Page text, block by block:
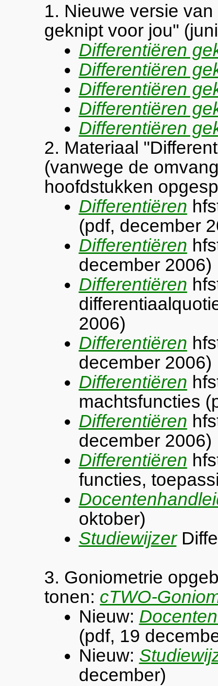
1. Nieuwe versie
geknipt voor jou"
Differentiëren
Differentiëren
Differentiëren
Differentiëren
Differentiëren
2. Materiaal
(vanwege de
hoofdstukken
Differentiëren
(pdf, december
Differentiëren
december 2006)
Differentiëren
2006)
Differentiëren
december 2006)
Differentiëren
machtsfuncties
Differentiëren
december 2006)
Differentiëren
functies,
oktober)
Studiewijzer
3. Goniometrie
tonen: cTWO-
Nieuw:
(pdf, 19
Nieuw:
december)